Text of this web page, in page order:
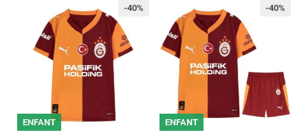
-40%
25/26
ENFANT
-40%
25/26
ENFANT